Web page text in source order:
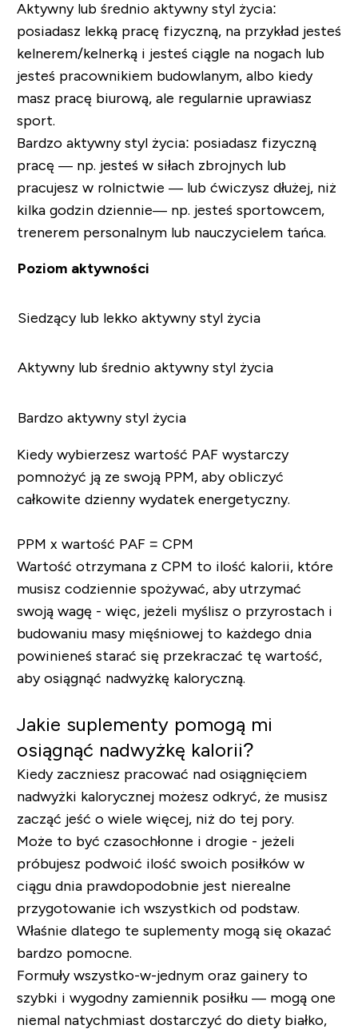
Aktywny lub średnio aktywny styl życia:
posiadasz lekką pracę fizyczną, na przykład jesteś
kelnerem/kelnerką i jesteś ciągle na nogach lub
jesteś pracownikiem budowlanym, albo kiedy
masz pracę biurową, ale regularnie uprawiasz
sport.
Bardzo aktywny styl życia: posiadasz fizyczną
pracę — np. jesteś w siłach zbrojnych lub
pracujesz w rolnictwie — lub ćwiczysz dłużej, niż
kilka godzin dziennie—np. jesteś sportowcem,
trenerem personalnym lub nauczycielem tańca.
Poziom aktywności
Siedzący lub lekko aktywny styl życia
Aktywny lub średnio aktywny styl życia
Bardzo aktywny styl życia
Kiedy wybierzesz wartość PAF wystarczy
pomnożyć ją ze swoją PPM, aby obliczyć
całkowite dzienny wydatek energetyczny.
PPM x wartość PAF = CPM
Wartość otrzymana z CPM to ilość kalorii, które
musisz codziennie spożywać, aby utrzymać
swoją wagę - więc, jeżeli myślisz o przyrostach i
budowaniu masy mięśniowej to każdego dnia
powinieneś starać się przekraczać tę wartość,
aby osiągnąć nadwyżkę kaloryczną.
Jakie suplementy pomogą mi
osiągnąć nadwyżkę kalorii?
Kiedy zaczniesz pracować nad osiągnięciem
nadwyżki kalorycznej możesz odkryć, że musisz
zacząć jeść o wiele więcej, niż do tej pory.
Może to być czasochłonne i drogie - jeżeli
próbujesz podwoić ilość swoich posiłków w
ciągu dnia prawdopodobnie jest nierealne
przygotowanie ich wszystkich od podstaw.
Właśnie dlatego te suplementy mogą się okazać
bardzo pomocne.
Formuły wszystko-w-jednym oraz gainery to
szybki i wygodny zamiennik posiłku — mogą one
niemal natychmiast dostarczyć do diety białko,